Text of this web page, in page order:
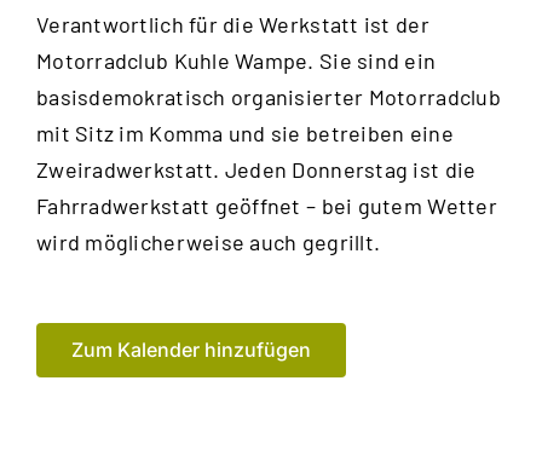
Verantwortlich für die Werkstatt ist der
Motorradclub Kuhle Wampe. Sie sind ein
basisdemokratisch organisierter Motorradclub
mit Sitz im Komma und sie betreiben eine
Zweiradwerkstatt. Jeden Donnerstag ist die
Fahrradwerkstatt geöffnet – bei gutem Wetter
wird möglicherweise auch gegrillt.
Zum Kalender hinzufügen